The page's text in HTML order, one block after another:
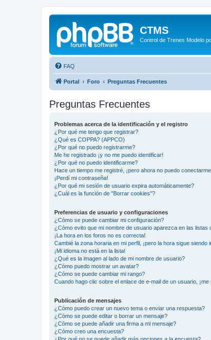
CTMS
Control de Trenes Modelo
FAQ
Portal Foro Preguntas Frecuentes
Preguntas Frecuentes
Problemas acerca de la identificación y el registro
¿Por qué me tengo que registrar?
¿Qué es COPPA? (APPCO)
¿Por qué no puedo registrarme?
Me he registrado ¡y no me puedo identificar!
¿Por qué no puedo identificarme?
Hace un tiempo me registré, ¡pero ahora no puedo
¡Perdí mi contraseña!
¿Por qué mi sesión de usuario expira automáticamente?
¿Cuál es la función de "Borrar cookies"?
Preferencias de usuario y configuraciones
¿Cómo se puede cambiar mi configuración?
¿Cómo evito que mi nombre de usuario aparezca en las listas
¡La hora en los foros no es correcta!
Cambié la zona horaria en mi perfil, ¡pero la hora sigue siendo
¡Mi idioma no está en la lista!
¿Qué es la imagen al lado de mi nombre de usuario?
¿Cómo puedo mostrar un avatar?
¿Cómo se puede cambiar mi rango?
Cuando hago clic sobre el enlace de e-mail de un usuario, ¡me
Publicación de mensajes
¿Cómo puedo crear un nuevo tema o enviar una respuesta?
¿Cómo se puede editar o borrar un mensaje?
¿Cómo se puede añadir una firma a mi mensaje?
¿Cómo creo una encuesta?
¿Por qué no se puede añadir más opciones a la encuesta?